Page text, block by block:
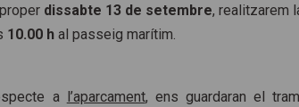
dissabte 13 de setembre, realitzarem
10.00 h al passeig marítim.
a l’aparcament, ens guardaran el